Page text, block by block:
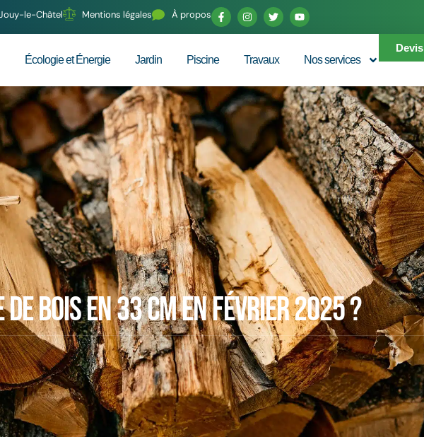
Jouy-le-Châtel Mentions légales À propos
Écologie et Énergie Jardin Piscine Travaux Nos services
Devis
bois en 33 cm en février 2025 ?